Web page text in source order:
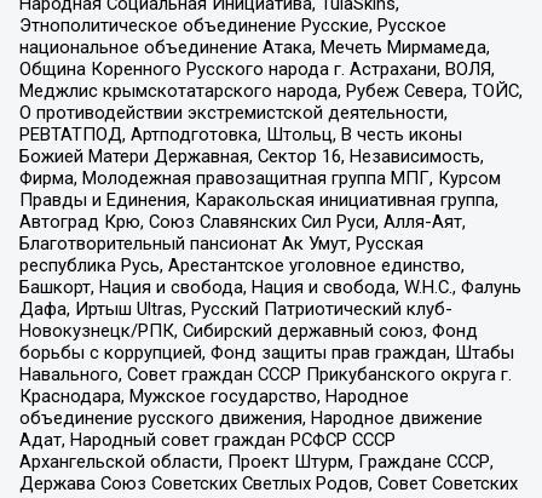
Этнополитическое объединение Русские, Русское
национальное объединение Атака, Мечеть Мирмамеда,
Община Коренного Русского народа г. Астрахани, ВОЛЯ,
Меджлис крымскотатарского народа, Рубеж Севера, ТОЙС,
О противодействии экстремистской деятельности,
РЕВТАТПОД, Артподготовка, Штольц, В честь иконы
Божией Матери Державная, Сектор 16, Независимость,
Фирма, Молодежная правозащитная группа МПГ, Курсом
Правды и Единения, Каракольская инициативная группа,
Автоград Крю, Союз Славянских Сил Руси, Алля-Аят,
Благотворительный пансионат Ак Умут, Русская
республика Русь, Арестантское уголовное единство,
Башкорт, Нация и свобода, Нация и свобода, W.H.С., Фалунь
Дафа, Иртыш Ultras, Русский Патриотический клуб-
Новокузнецк/РПК, Сибирский державный союз, Фонд
борьбы с коррупцией, Фонд защиты прав граждан, Штабы
Навального, Совет граждан СССР Прикубанского округа г.
Краснодара, Мужское государство, Народное
объединение русского движения, Народное движение
Адат, Народный совет граждан РСФСР СССР
Архангельской области, Проект Штурм, Граждане СССР,
Держава Союз Советских Светлых Родов, Совет Советских